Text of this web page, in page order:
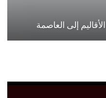
إلى العاصمة